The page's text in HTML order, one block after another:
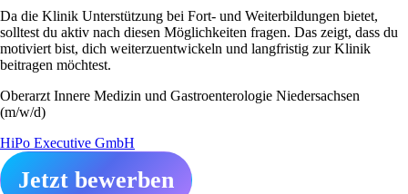
Da die Klinik Unterstützung bei Fort- und Weiterbildungen bietet,
solltest du aktiv nach diesen Möglichkeiten fragen. Das zeigt, dass du
motiviert bist, dich weiterzuentwickeln und langfristig zur Klinik
beitragen möchtest.
Oberarzt Innere Medizin und Gastroenterologie Niedersachsen
(m/w/d)
HiPo Executive GmbH
Jetzt bewerben